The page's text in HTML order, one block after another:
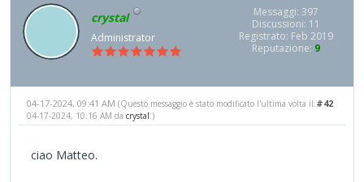
crystal
Administrator
Messaggi: 397
Discussioni: 11
Registrato: Feb 2019
Reputazione: 9
#42
04-17-2024, 09:41 AM (Questo messaggio è stato modificato l'ultima volta il:
04-17-2024, 10:16 AM da crystal.)
ciao Matteo.